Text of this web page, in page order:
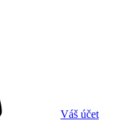
Váš účet